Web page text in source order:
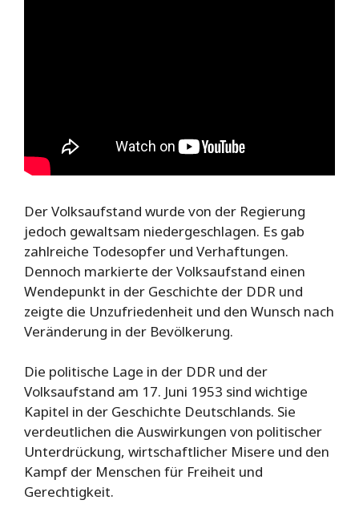
Der Volksaufstand wurde von der Regierung
jedoch gewaltsam niedergeschlagen. Es gab
zahlreiche Todesopfer und Verhaftungen.
Dennoch markierte der Volksaufstand einen
Wendepunkt in der Geschichte der DDR und
zeigte die Unzufriedenheit und den Wunsch nach
Veränderung in der Bevölkerung.
Die politische Lage in der DDR und der
Volksaufstand am 17. Juni 1953 sind wichtige
Kapitel in der Geschichte Deutschlands. Sie
verdeutlichen die Auswirkungen von politischer
Unterdrückung, wirtschaftlicher Misere und den
Kampf der Menschen für Freiheit und
Gerechtigkeit.